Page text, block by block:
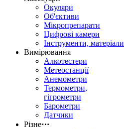
Окуляри
Об'єктиви
Мікропрепарати
Цифрові камери
Інструменти, матеріали
Вимірювання
Алкотестери
Метеостанції
Анемометри
Термометри,
гігрометри
Барометри
Датчики
Різне⋯